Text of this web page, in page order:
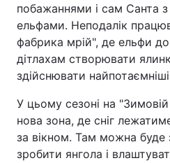
побажаннями і сам Санта
ельфами. Неподалік
фабрика мрій", де ельфи
дітлахам створювати
здійснювати
У цьому сезоні на "Зимовій
нова зона, де сніг
за вікном. Там можна буде
зробити янгола і